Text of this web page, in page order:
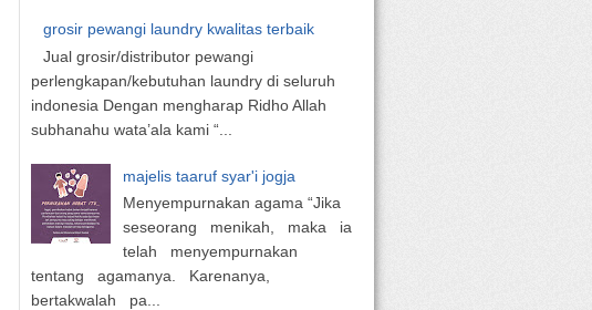
grosir pewangi laundry kwalitas terbaik
Jual grosir/distributor pewangi
perlengkapan/kebutuhan laundry di seluruh
indonesia Dengan mengharap Ridho Allah
subhanahu wata’ala kami “...
majelis taaruf syar'i jogja
Menyempurnakan agama “Jika
seseorang menikah, maka ia
telah menyempurnakan
tentang agamanya. Karenanya,
bertakwalah pa...